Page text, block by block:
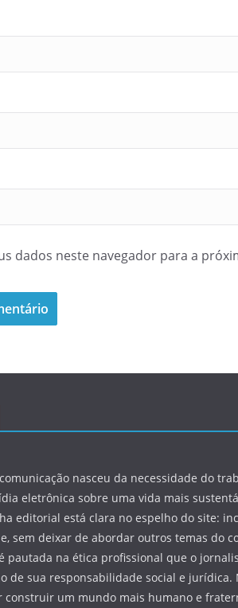
dados neste navegador para a
nasceu da necessidade do
eletrônica sobre uma vida mais
editorial está clara no espelho do site:
sem deixar de abordar outros temas do
pautada na ética profissional que o
de sua responsabilidade social e jurídica.
construir um mundo mais humano e